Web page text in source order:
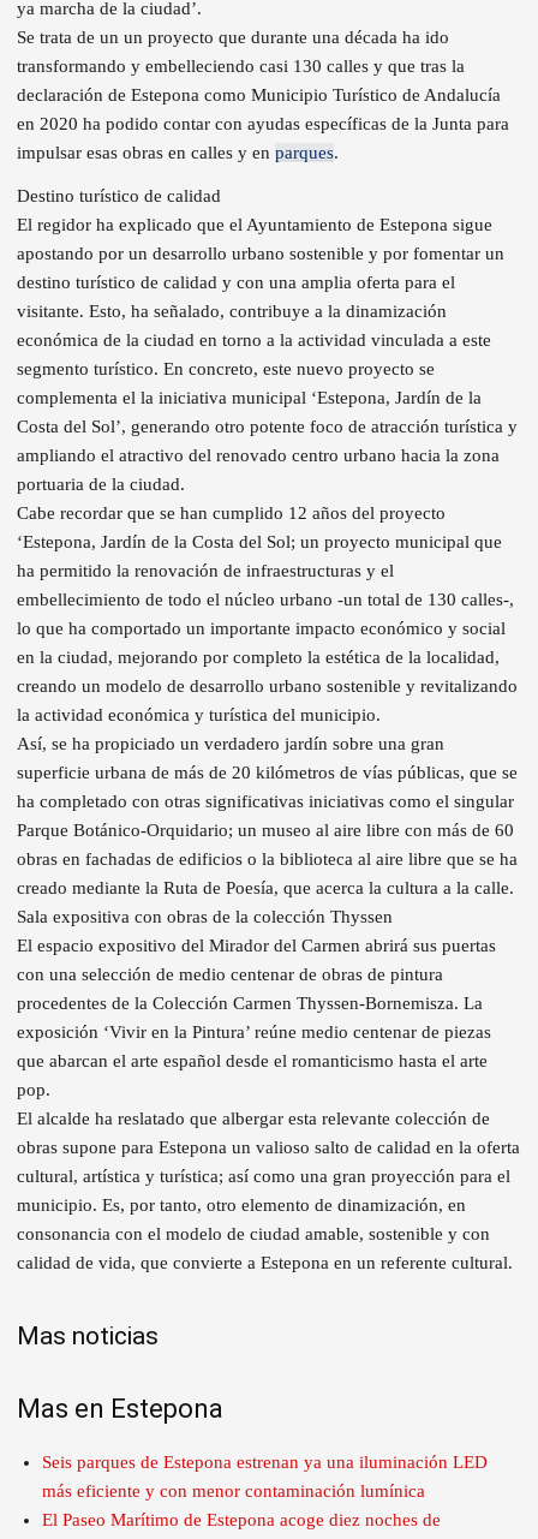
ya marcha de la ciudad’.
Se trata de un un proyecto que durante una década ha ido
transformando y embelleciendo casi 130 calles y que tras la
declaración de Estepona como Municipio Turístico de Andalucía
en 2020 ha podido contar con ayudas específicas de la Junta para
impulsar esas obras en calles y en parques.
Destino turístico de calidad
El regidor ha explicado que el Ayuntamiento de Estepona sigue
apostando por un desarrollo urbano sostenible y por fomentar un
destino turístico de calidad y con una amplia oferta para el
visitante. Esto, ha señalado, contribuye a la dinamización
económica de la ciudad en torno a la actividad vinculada a este
segmento turístico. En concreto, este nuevo proyecto se
complementa el la iniciativa municipal ‘Estepona, Jardín de la
Costa del Sol’, generando otro potente foco de atracción turística y
ampliando el atractivo del renovado centro urbano hacia la zona
portuaria de la ciudad.
Cabe recordar que se han cumplido 12 años del proyecto
‘Estepona, Jardín de la Costa del Sol; un proyecto municipal que
ha permitido la renovación de infraestructuras y el
embellecimiento de todo el núcleo urbano -un total de 130 calles-,
lo que ha comportado un importante impacto económico y social
en la ciudad, mejorando por completo la estética de la localidad,
creando un modelo de desarrollo urbano sostenible y revitalizando
la actividad económica y turística del municipio.
Así, se ha propiciado un verdadero jardín sobre una gran
superficie urbana de más de 20 kilómetros de vías públicas, que se
ha completado con otras significativas iniciativas como el singular
Parque Botánico-Orquidario; un museo al aire libre con más de 60
obras en fachadas de edificios o la biblioteca al aire libre que se ha
creado mediante la Ruta de Poesía, que acerca la cultura a la calle.
Sala expositiva con obras de la colección Thyssen
El espacio expositivo del Mirador del Carmen abrirá sus puertas
con una selección de medio centenar de obras de pintura
procedentes de la Colección Carmen Thyssen-Bornemisza. La
exposición ‘Vivir en la Pintura’ reúne medio centenar de piezas
que abarcan el arte español desde el romanticismo hasta el arte
pop.
El alcalde ha reslatado que albergar esta relevante colección de
obras supone para Estepona un valioso salto de calidad en la oferta
cultural, artística y turística; así como una gran proyección para el
municipio. Es, por tanto, otro elemento de dinamización, en
consonancia con el modelo de ciudad amable, sostenible y con
calidad de vida, que convierte a Estepona en un referente cultural.
Mas noticias
Mas en Estepona
Seis parques de Estepona estrenan ya una iluminación LED
más eficiente y con menor contaminación lumínica
El Paseo Marítimo de Estepona acoge diez noches de